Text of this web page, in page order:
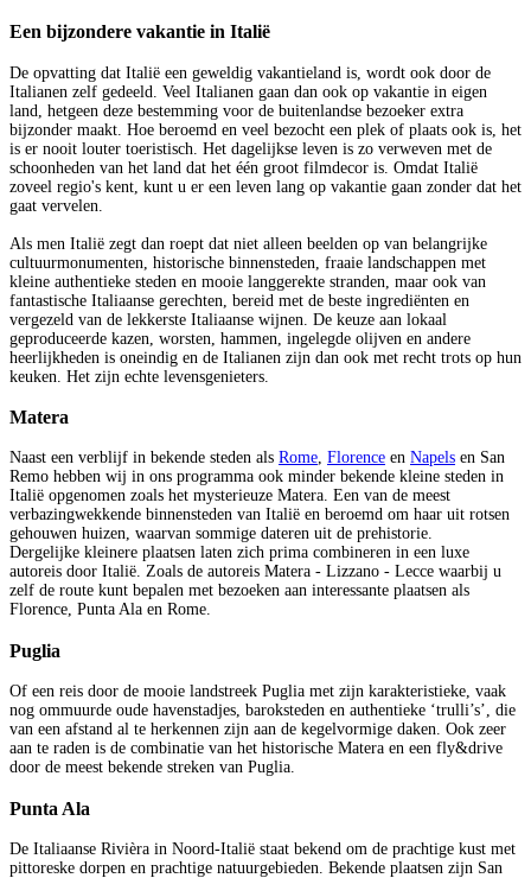
Een bijzondere vakantie in Italië
De opvatting dat Italië een geweldig vakantieland is, wordt ook door de
Italianen zelf gedeeld. Veel Italianen gaan dan ook op vakantie in eigen
land, hetgeen deze bestemming voor de buitenlandse bezoeker extra
bijzonder maakt. Hoe beroemd en veel bezocht een plek of plaats ook is, het
is er nooit louter toeristisch. Het dagelijkse leven is zo verweven met de
schoonheden van het land dat het één groot filmdecor is. Omdat Italië
zoveel regio's kent, kunt u er een leven lang op vakantie gaan zonder dat het
gaat vervelen.
Als men Italië zegt dan roept dat niet alleen beelden op van belangrijke
cultuurmonumenten, historische binnensteden, fraaie landschappen met
kleine authentieke steden en mooie langgerekte stranden, maar ook van
fantastische Italiaanse gerechten, bereid met de beste ingrediënten en
vergezeld van de lekkerste Italiaanse wijnen. De keuze aan lokaal
geproduceerde kazen, worsten, hammen, ingelegde olijven en andere
heerlijkheden is oneindig en de Italianen zijn dan ook met recht trots op hun
keuken. Het zijn echte levensgenieters.
Matera
Naast een verblijf in bekende steden als Rome, Florence en Napels en San
Remo hebben wij in ons programma ook minder bekende kleine steden in
Italië opgenomen zoals het mysterieuze Matera. Een van de meest
verbazingwekkende binnensteden van Italië en beroemd om haar uit rotsen
gehouwen huizen, waarvan sommige dateren uit de prehistorie.
Dergelijke kleinere plaatsen laten zich prima combineren in een luxe
autoreis door Italië. Zoals de autoreis Matera - Lizzano - Lecce waarbij u
zelf de route kunt bepalen met bezoeken aan interessante plaatsen als
Florence, Punta Ala en Rome.
Puglia
Of een reis door de mooie landstreek Puglia met zijn karakteristieke, vaak
nog ommuurde oude havenstadjes, baroksteden en authentieke ‘trulli’s’, die
van een afstand al te herkennen zijn aan de kegelvormige daken. Ook zeer
aan te raden is de combinatie van het historische Matera en een fly&drive
door de meest bekende streken van Puglia.
Punta Ala
De Italiaanse Rivièra in Noord-Italië staat bekend om de prachtige kust met
pittoreske dorpen en prachtige natuurgebieden. Bekende plaatsen zijn San